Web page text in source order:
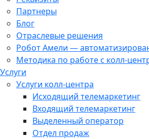
Партнеры
Блог
Отраслевые решения
Робот Амели —
Методика по работе с колл-
Услуги
Услуги колл-центра
Исходящий телемаркетинг
Входящий телемаркетинг
Выделенный оператор
Отдел продаж